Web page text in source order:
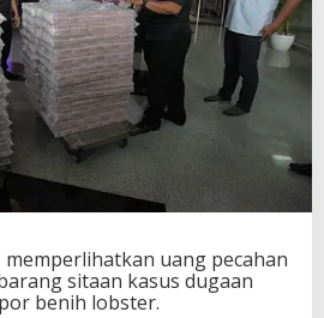
memperlihatkan uang pecahan
sitaan kasus dugaan
benih lobster.